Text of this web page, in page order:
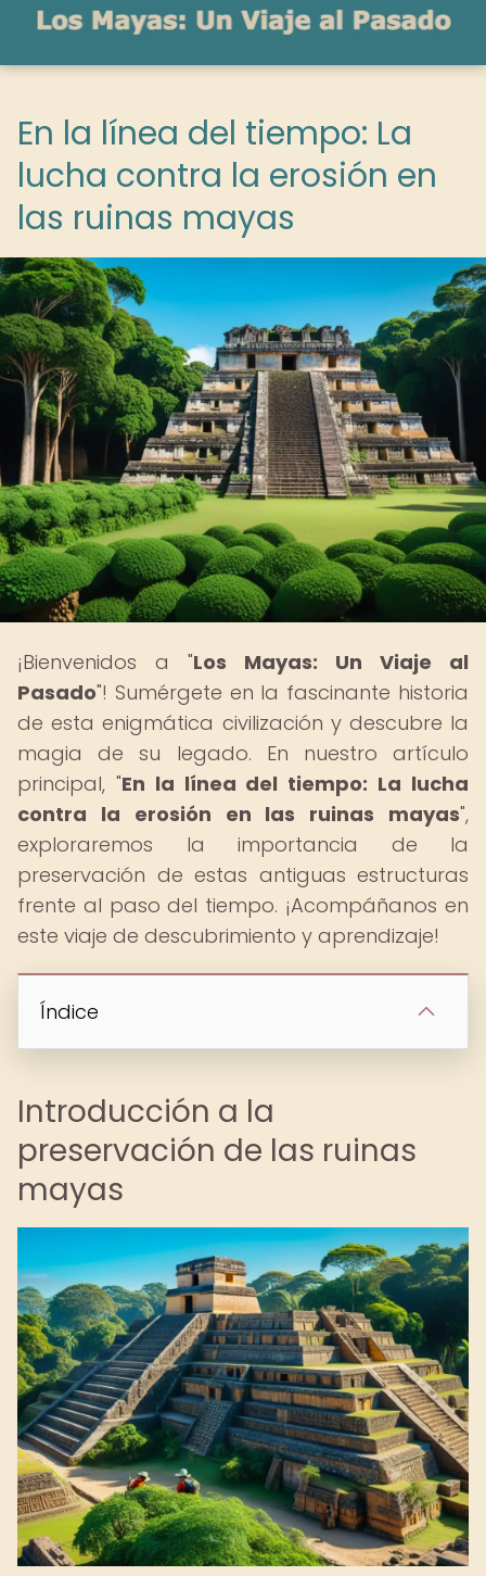
En la línea del tiempo: La
lucha contra la erosión en
las ruinas mayas
¡Bienvenidos a "Los Mayas: Un Viaje al
Pasado"! Sumérgete en la fascinante historia
de esta enigmática civilización y descubre la
magia de su legado. En nuestro artículo
principal, "En la línea del tiempo: La lucha
contra la erosión en las ruinas mayas",
exploraremos la importancia de la
preservación de estas antiguas estructuras
frente al paso del tiempo. ¡Acompáñanos en
este viaje de descubrimiento y aprendizaje!
Índice
Introducción a la
preservación de las ruinas
mayas